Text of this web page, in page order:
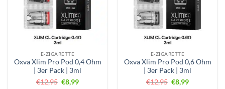
E-ZIGARETTE
Oxva Xlim Pro Pod 0,4 Ohm
| 3er Pack | 3ml
€12,95 Ursprünglicher
€8,99Aktueller
E-ZIGARETTE
Oxva Xlim Pro Pod 0,6 Ohm
| 3er Pack | 3ml
€12,95 Ursprünglicher
€8,99Aktueller